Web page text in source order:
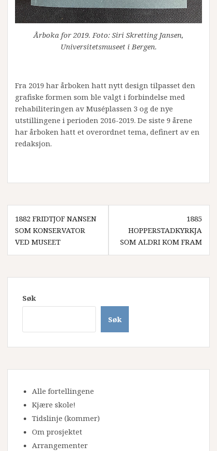
Årboka for 2019. Foto: Siri Skretting Jansen,
Universitetsmuseet i Bergen.
Fra 2019 har årboken hatt nytt design tilpasset den
grafiske formen som ble valgt i forbindelse med
rehabiliteringen av Muséplassen 3 og de nye
utstillingene i perioden 2016-2019. De siste 9 årene
har årboken hatt et overordnet tema, definert av en
redaksjon.
Innleggsnavigasjon
1882 FRIDTJOF NANSEN
SOM KONSERVATOR
VED MUSEET
1885
HOPPERSTADKYRKJA
SOM ALDRI KOM FRAM
Søk
Søk
Alle fortellingene
Kjære skole!
Tidslinje (kommer)
Om prosjektet
Arrangementer